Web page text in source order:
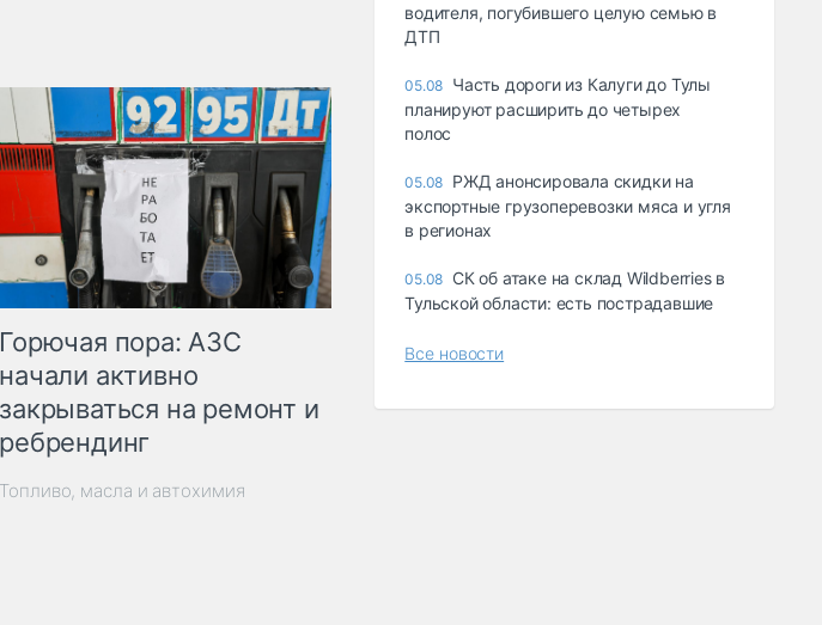
Горючая пора: АЗС
начали активно
закрываться на ремонт и
ребрендинг
Топливо, масла и автохимия
водителя, погубившего целую семью в
ДТП
05.08 Часть дороги из Калуги до Тулы
планируют расширить до четырех
полос
05.08 РЖД анонсировала скидки на
экспортные грузоперевозки мяса и угля
в регионах
05.08 СК об атаке на склад Wildberries в
Тульской области: есть пострадавшие
Все новости